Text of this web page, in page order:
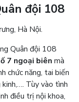
đội 108
Hà Nội.
Quân đội 108
7 ngoại biên mà
chức năng, tai biến
kinh,…. Tùy vào tình
điều trị nội khoa,